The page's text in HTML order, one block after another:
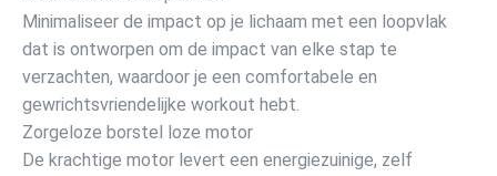
Minimaliseer de impact op je lichaam met een loopvlak
dat is ontworpen om de impact van elke stap te
verzachten, waardoor je een comfortabele en
gewrichtsvriendelijke workout hebt.
Zorgeloze borstel loze motor
De krachtige motor levert een energiezuinige, zelf